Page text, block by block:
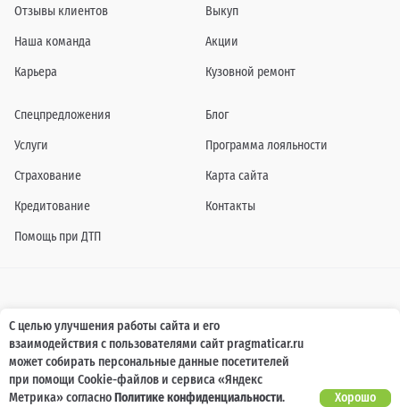
Отзывы клиентов
Наша команда
Карьера
Выкуп
Акции
Кузовной ремонт
Спецпредложения
Услуги
Страхование
Кредитование
Помощь при ДТП
Блог
Программа лояльности
Карта сайта
Контакты
Информация о технических характеристиках, составе комплектаций, цветовой
гамме и стоимости автомобилей, а также действующих акциях, сроках и условиях
их проведения, указанных на сайте www.pragmaticar.ru, носит информационный
характер и ни при каких условиях не является публичной офертой,
определяемой положениями пунктом 2 статьи 437 Гражданского кодекса
Российской Федерации. Для получения подробной информации обращайтесь к
специалистам нашей компании.
С целью улучшения работы сайта и его
взаимодействия с пользователями сайт pragmaticar.ru
может собирать персональные данные посетителей
при помощи Cookie-файлов и сервиса «Яндекс
Метрика» согласноПолитике конфиденциальности. Хорошо